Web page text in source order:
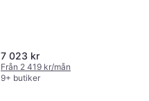
7 023 kr
Från 2 419 kr/mån
9+ butiker